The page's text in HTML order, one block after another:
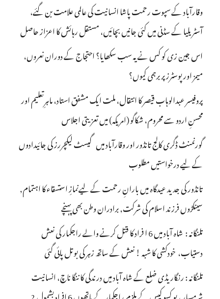
وقارآباد کے سپوت رحمت پاشا انسانیت کی عالمی علامت بن گئے،
آسٹریلیا کے سڈنی میں کئی جانیں بچائیں، مستقل رہائش کا اعزاز حاصل
اس جین زی کو کس نے یہ سب سکھایا؟ احتجاج کے دوران نعروں،
میمز اور پوسٹرز پر برہمی کیوں؟
پروفیسر عبدالوہاب قیصر کا انتقال، ملت ایک مشفق استاد، ماہرِتعلیم اور
محسنِ اردو سے محروم، شکاگو (امریکہ) میں تعزیتی اجلاس
گورنمنٹ ڈگری کالج تانڈور اور وقارآباد میں گیسٹ لیکچررز کی جائیدادوں
کے لیے درخواستیں مطلوب
تانڈور کی جدید عیدگاہ میں بارانِ رحمت کے لیےنمازِ استسقاء کا اہتمام,
سینکڑوں فرزند اسلام کی شرکت, برادران وطن بھی پہنچے
تلنگانہ : شاہ آباد میں 6 ا فراد کا قتل کرنے والے راجکمار کی نعش
دستیاب، خودکشی کا شبہ ! نعش کے ساتھ زہر کی بوتل پائی گئی
تلنگانہ : رنگاریڈی ضلع کے شاہ آباد میں درندگی کا ننگا ناچ، انسانیت